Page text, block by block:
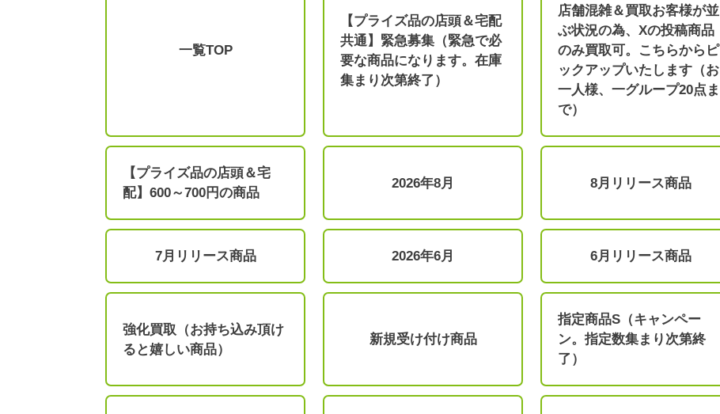
一覧TOP
【プライズ品の店頭＆宅配
共通】緊急募集（緊急で必
要な商品になります。在庫
集まり次第終了）
店舗混雑＆買取お客様が並
ぶ状況の為、Xの投稿商品
のみ買取可。こちらからピ
ックアップいたします（お
一人様、一グループ20点ま
で）
【プライズ品の店頭＆宅
配】600～700円の商品
2026年8月 8月リリース商品
7月リリース商品 2026年6月 6月リリース商品
強化買取（お持ち込み頂け
ると嬉しい商品）
新規受け付け商品
指定商品S（キャンペー
ン。指定数集まり次第終
了）